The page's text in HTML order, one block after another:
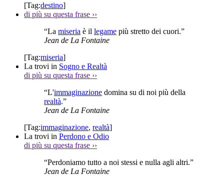
[Tag:destino]
di più su questa frase ››
“La miseria è il legame più stretto dei cuori.”
Jean de La Fontaine
[Tag:miseria]
La trovi in Sogno e Realtà
di più su questa frase ››
“L'immaginazione domina su di noi più della
realtà.”
Jean de La Fontaine
[Tag:immaginazione, realtà]
La trovi in Perdono e Odio
di più su questa frase ››
“Perdoniamo tutto a noi stessi e nulla agli altri.”
Jean de La Fontaine